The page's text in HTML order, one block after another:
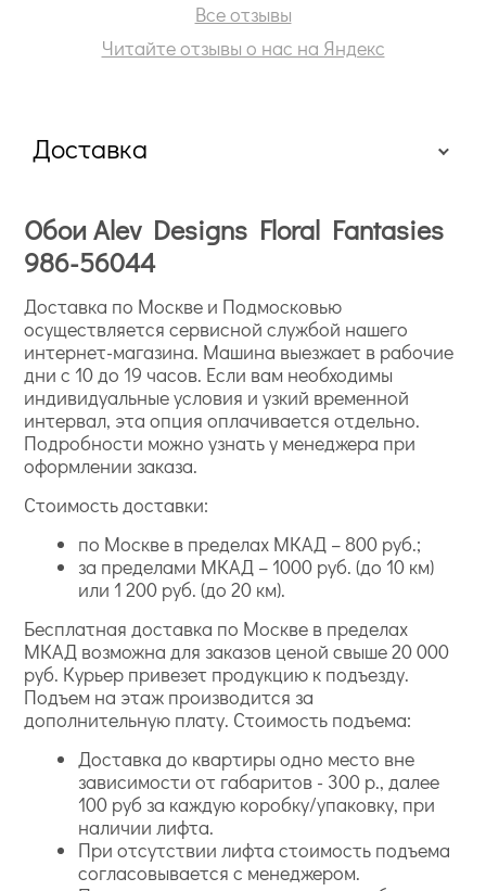
Все отзывы
Читайте отзывы о нас на Яндекс
Доставка
Обои Alev Designs Floral Fantasies
986-56044
Доставка по Москве и Подмосковью
осуществляется сервисной службой нашего
интернет-магазина. Машина выезжает в рабочие
дни с 10 до 19 часов. Если вам необходимы
индивидуальные условия и узкий временной
интервал, эта опция оплачивается отдельно.
Подробности можно узнать у менеджера при
оформлении заказа.
Стоимость доставки:
по Москве в пределах МКАД – 800 руб.;
за пределами МКАД – 1000 руб. (до 10 км)
или 1 200 руб. (до 20 км).
Бесплатная доставка по Москве в пределах
МКАД возможна для заказов ценой свыше 20 000
руб. Курьер привезет продукцию к подъезду.
Подъем на этаж производится за
дополнительную плату. Стоимость подъема:
Доставка до квартиры одно место вне
зависимости от габаритов - 300 р., далее
100 руб за каждую коробку/упаковку, при
наличии лифта.
При отсутствии лифта стоимость подъема
согласовывается с менеджером.